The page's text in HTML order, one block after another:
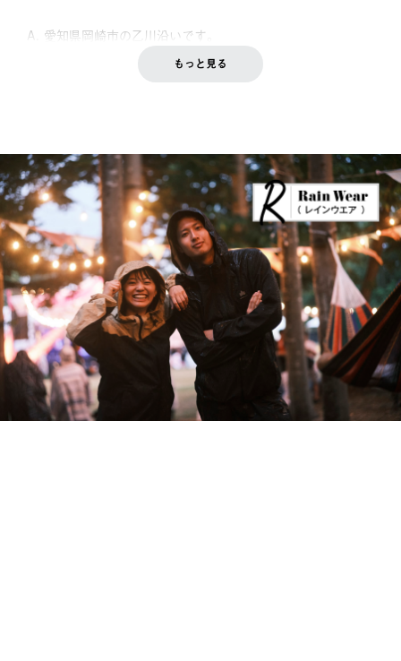
A. 愛知県岡崎市の乙川沿いです。
もっと見る